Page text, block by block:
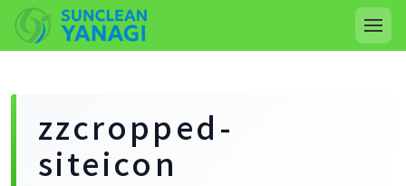
zzcropped-
siteicon